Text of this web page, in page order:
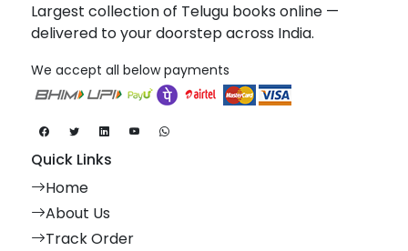
Largest collection of Telugu books online —
delivered to your doorstep across India.
We accept all below payments
Quick Links
Home
About Us
Track Order